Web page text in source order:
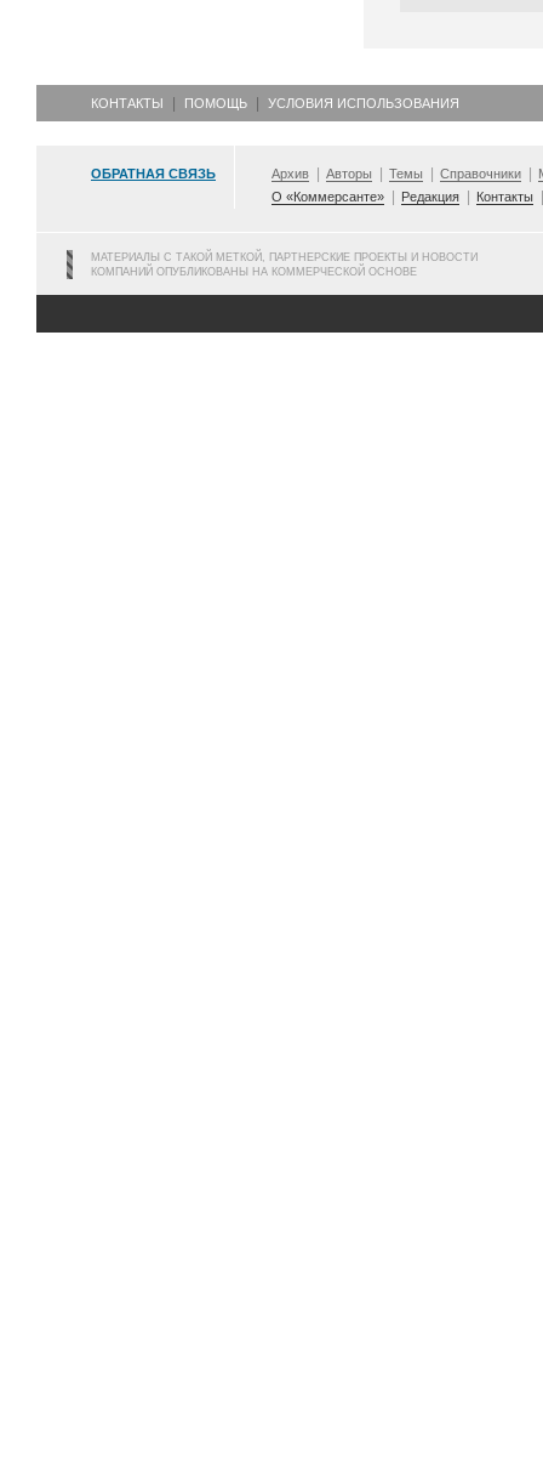
КОНТАКТЫ ПОМОЩЬ УСЛОВИЯ ИСПОЛЬЗОВАНИЯ
ОБРАТНАЯ СВЯЗЬ Архив Авторы Темы Справочники
О «Коммерсанте»
Редакция Контакты
МАТЕРИАЛЫ С ТАКОЙ МЕТКОЙ, ПАРТНЕРСКИЕ ПРОЕКТЫ И НОВОСТИ
КОМПАНИЙ ОПУБЛИКОВАНЫ НА КОММЕРЧЕСКОЙ ОСНОВЕ